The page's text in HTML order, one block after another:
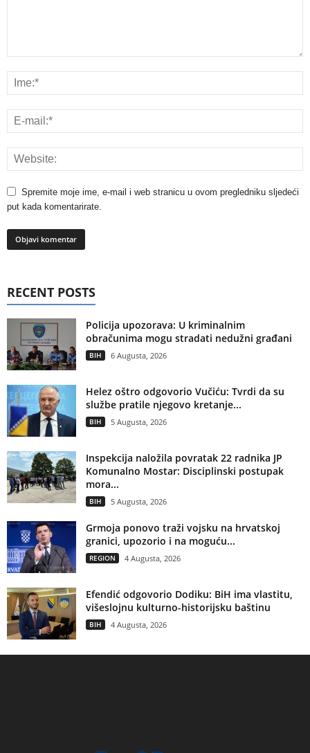
Spremite moje ime, e-mail i web stranicu u ovom pregledniku sljedeći
put kada komentarirate.
RECENT POSTS
Policija upozorava: U kriminalnim
obračunima mogu stradati nedužni građani
BIH 6 Augusta, 2026
Helez oštro odgovorio Vučiću: Tvrdi da su
službe pratile njegovo kretanje...
BIH 5 Augusta, 2026
Inspekcija naložila povratak 22 radnika JP
Komunalno Mostar: Disciplinski postupak
mora...
BIH 5 Augusta, 2026
Grmoja ponovo traži vojsku na hrvatskoj
granici, upozorio i na moguću...
REGION 4 Augusta, 2026
Efendić odgovorio Dodiku: BiH ima vlastitu,
višeslojnu kulturno-historijsku baštinu
BIH 4 Augusta, 2026